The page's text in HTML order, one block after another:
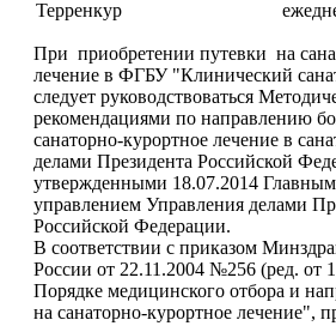
Терренкур
При приобретении путевки на
лечение в ФГБУ "Клинический
следует руководствоваться
рекомендациями по направлению
санаторно-курортное лечение в
делами Президента Российской
утвержденными 18.07.2014
управлением Управления делами
Российской Федерации.
В соответствии с приказом
России от 22.11.2004 №256 (ред. от
Порядке медицинского отбора и
на санаторно-курортное лечение",